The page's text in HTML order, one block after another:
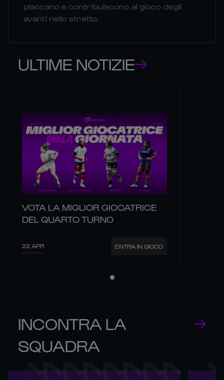
placcano e contribuiscono al gioco degli
avanti nello stretto.
ULTIME NOTIZIE
VOTA LA MIGLIOR GIOCATRICE
DEL QUARTO TURNO
22 APR ENTRA IN GIOCO
INCONTRA LA
SQUADRA